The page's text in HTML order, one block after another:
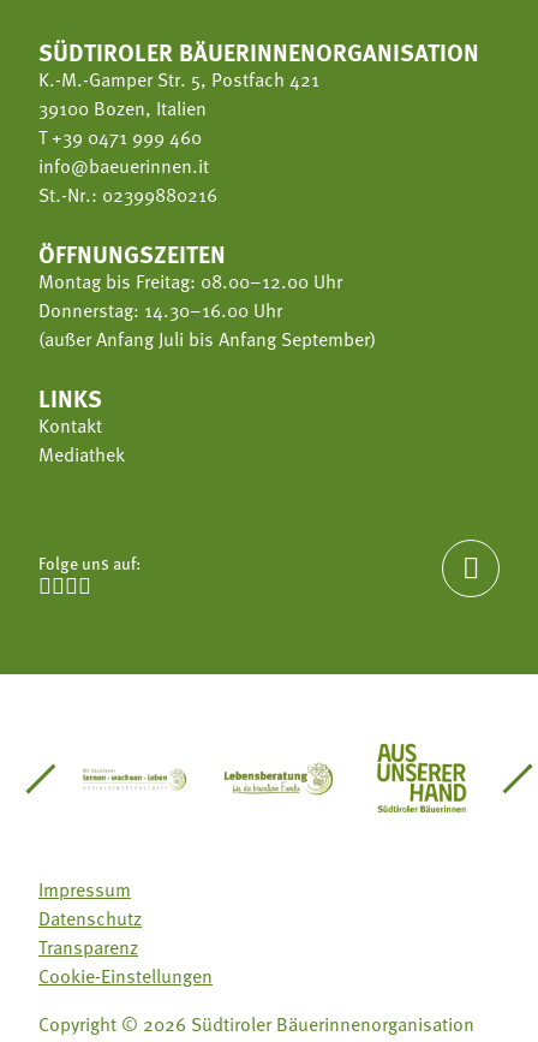
SÜDTIROLER BÄUERINNENORGANISATION
K.-M.-Gamper Str. 5, Postfach 421
39100 Bozen, Italien
T+39 0471 999 460
info@baeuerinnen.it
St.-Nr.: 02399880216
ÖFFNUNGSZEITEN
Montag bis Freitag: 08.00–12.00 Uhr
Donnerstag: 14.30–16.00 Uhr
(außer Anfang Juli bis Anfang September)
LINKS
Kontakt
Mediathek
Folge uns auf:


Südtirol
Gärtnervereinigung
Sozialgenossenschaft Mit Bäuerinnen lernen -
Lebensberatung für dieAus unserer
Impressum
Datenschutz
Transparenz
Cookie-Einstellungen
Copyright © 2026 Südtiroler Bäuerinnenorganisation